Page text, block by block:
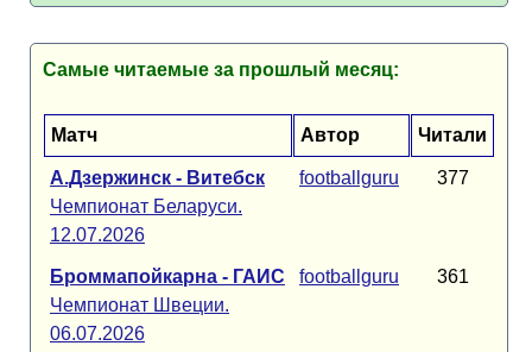
Самые читаемые за прошлый месяц:
Матч Автор Читали
А.Дзержинск - Витебск
Чемпионат Беларуси.
12.07.2026
footballguru 377
Броммапойкарна - ГАИС
Чемпионат Швеции.
06.07.2026
footballguru 361